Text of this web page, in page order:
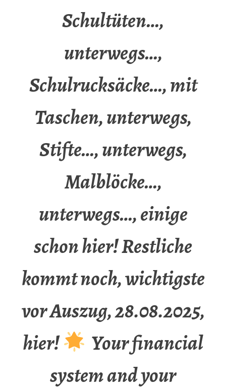
Schultüten…,
unterwegs…,
Schulrucksäcke…, mit
Taschen, unterwegs,
Stifte…, unterwegs,
Malblöcke…,
unterwegs…, einige
schon hier! Restliche
kommt noch, wichtigste
vor Auszug, 28.08.2025,
hier!
Your financial
system and your